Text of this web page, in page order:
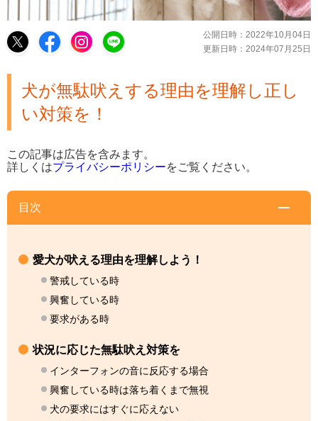
公開日時： 2022年10月04日
更新日時： 2024年07月25日
犬が無駄吠えする理由を理解し正し
い対策を！
この記事は広告を含みます。
詳しくはプライバシーポリシーをご覧ください。
目次
愛犬が吠える理由を理解しよう！
警戒している時
興奮している時
要求がある時
状況に応じた無駄吠え対策を
インターフォンの音に反応する場合
興奮している時は落ち着くまで無視
犬の要求にはすぐに応えない